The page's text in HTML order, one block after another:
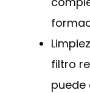
filtro
puede